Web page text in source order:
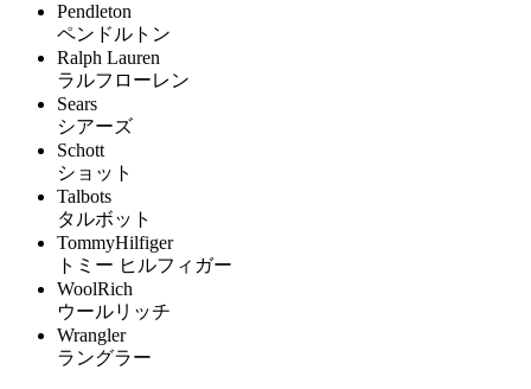
Pendleton
ペンドルトン
Ralph Lauren
ラルフローレン
Sears
シアーズ
Schott
ショット
Talbots
タルボット
TommyHilfiger
トミー ヒルフィガー
WoolRich
ウールリッチ
Wrangler
ラングラー